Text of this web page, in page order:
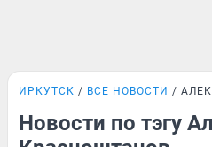
ИРКУТСК ВСЕ НОВОСТИ
Новости по тэгу